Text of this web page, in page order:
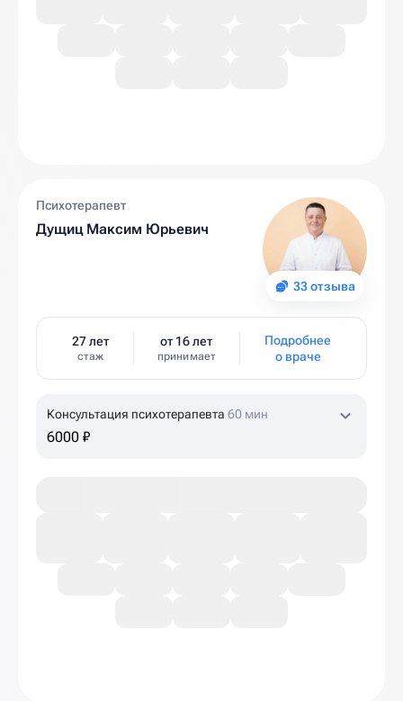
33 отзыва
Психотерапевт
Дущиц Максим Юрьевич
27 лет
стаж
от 16 лет
принимает
Подробнее
о враче
Консультация психотерапевта 60 мин
6000 ₽